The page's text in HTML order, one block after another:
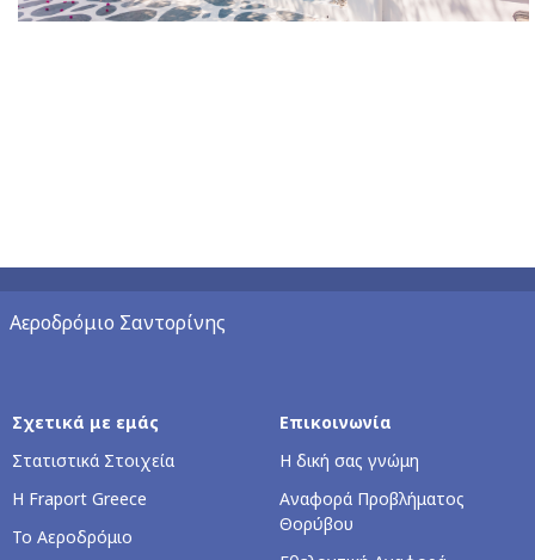
Αεροδρόμιο Σαντορίνης
Σχετικά με εμάς
Στατιστικά Στοιχεία
Η Fraport Greece
Το Αεροδρόμιο
Επικοινωνία
Η δική σας γνώμη
Αναφορά Προβλήματος
Θορύβου